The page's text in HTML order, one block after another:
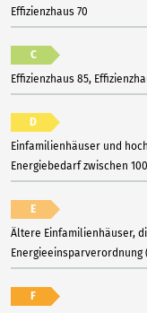
Effizienzhaus 70
C
Effizienzhaus 85,
D
Einfamilienhäuser und
Energiebedarf zwischen
E
Ältere Einfamilienhäuser,
Energieeinsparverordnung
F